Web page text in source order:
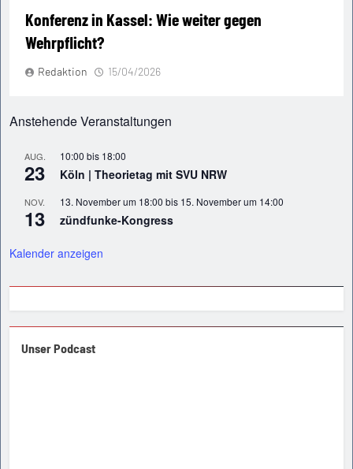
Konferenz in Kassel: Wie weiter gegen
Wehrpflicht?
Redaktion 15/04/2026
Anstehende Veranstaltungen
AUG.
23
10:00 bis 18:00
Köln | Theorietag mit SVU NRW
NOV.
13
13. November um 18:00 bis 15. November um 14:00
zündfunke-Kongress
Kalender anzeigen
Unser Podcast